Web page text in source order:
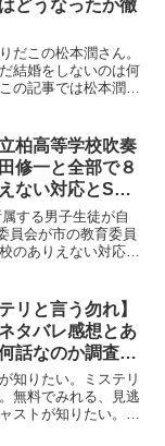
どうなったか徹
だこの松本潤さん。
結婚をしないのは何
の記事では松本潤さ
柏高等学校吹奏
修一と全部で８
ない対応とSNS
する男子生徒が自
員会が市の教育委員
のありえない対応と
リと言う勿れ】
タバレ感想とあ
話なのか調査！
報まとめ。
知りたい。ミステリ
無料でみれる、見逃
ストが知りたい。今